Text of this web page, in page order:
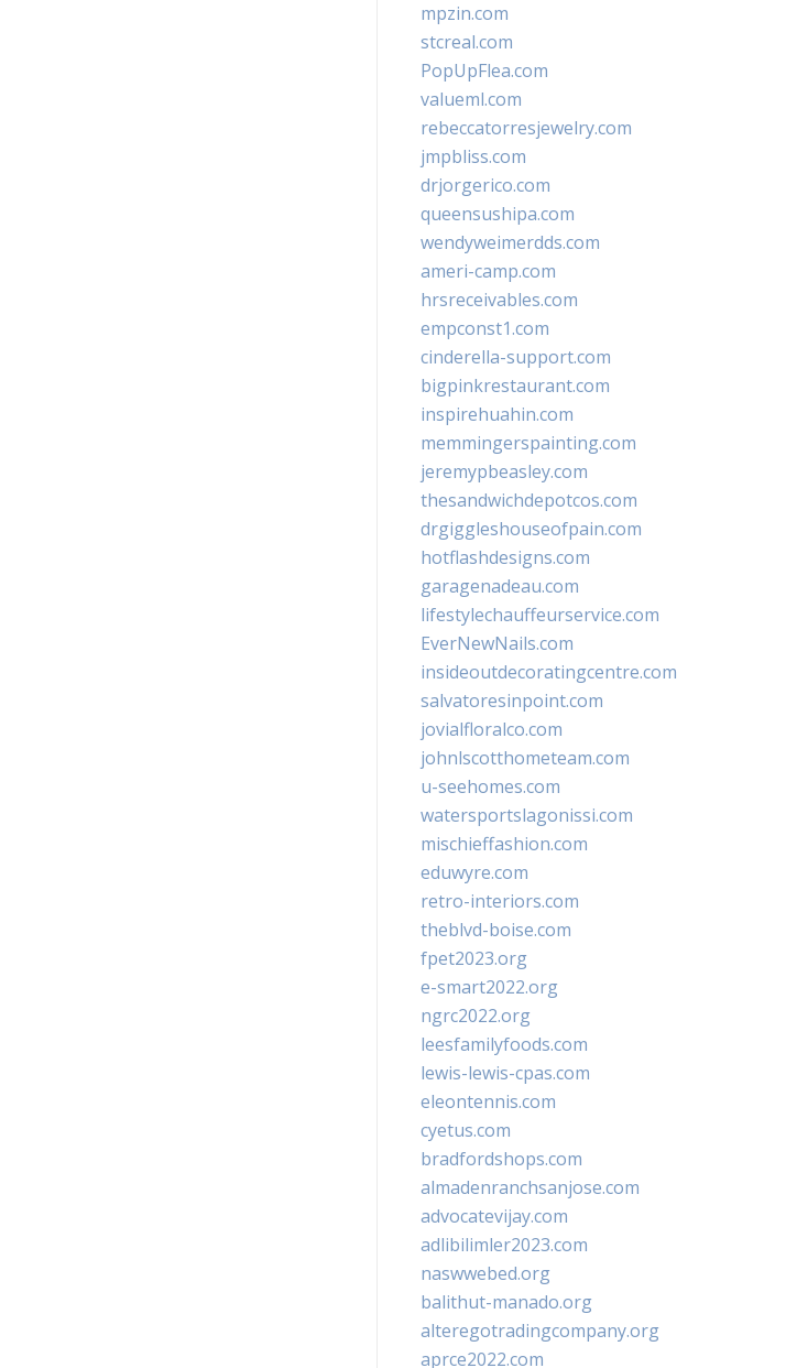
mpzin.com
stcreal.com
PopUpFlea.com
valueml.com
rebeccatorresjewelry.com
jmpbliss.com
drjorgerico.com
queensushipa.com
wendyweimerdds.com
ameri-camp.com
hrsreceivables.com
empconst1.com
cinderella-support.com
bigpinkrestaurant.com
inspirehuahin.com
memmingerspainting.com
jeremypbeasley.com
thesandwichdepotcos.com
drgiggleshouseofpain.com
hotflashdesigns.com
garagenadeau.com
lifestylechauffeurservice.com
EverNewNails.com
insideoutdecoratingcentre.com
salvatoresinpoint.com
jovialfloralco.com
johnlscotthometeam.com
u-seehomes.com
watersportslagonissi.com
mischieffashion.com
eduwyre.com
retro-interiors.com
theblvd-boise.com
fpet2023.org
e-smart2022.org
ngrc2022.org
leesfamilyfoods.com
lewis-lewis-cpas.com
eleontennis.com
cyetus.com
bradfordshops.com
almadenranchsanjose.com
advocatevijay.com
adlibilimler2023.com
naswwebed.org
balithut-manado.org
alteregotradingcompany.org
aprce2022.com